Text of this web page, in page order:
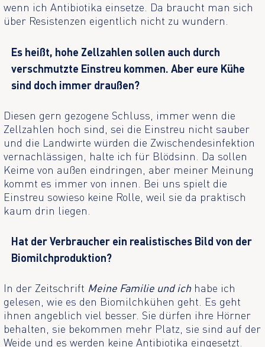
wenn ich Antibiotika einsetze. Da braucht man sich
über Resistenzen eigentlich nicht zu wundern.
Es heißt, hohe Zellzahlen sollen auch durch
verschmutzte Einstreu kommen. Aber eure Kühe
sind doch immer draußen?
Diesen gern gezogene Schluss, immer wenn die
Zellzahlen hoch sind, sei die Einstreu nicht sauber
und die Landwirte würden die Zwischendesinfektion
vernachlässigen, halte ich für Blödsinn. Da sollen
Keime von außen eindringen, aber meiner Meinung
kommt es immer von innen. Bei uns spielt die
Einstreu sowieso keine Rolle, weil sie da praktisch
kaum drin liegen.
Hat der Verbraucher ein realistisches Bild von der
Biomilchproduktion?
In der Zeitschrift Meine Familie und ich habe ich
gelesen, wie es den Biomilchkühen geht. Es geht
ihnen angeblich viel besser. Sie dürfen ihre Hörner
behalten, sie bekommen mehr Platz, sie sind auf der
Weide und es werden keine Antibiotika eingesetzt.